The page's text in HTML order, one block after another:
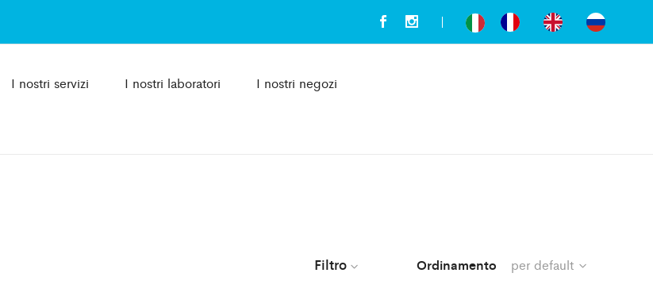
I nostri servizi I nostri laboratori
I nostri negozi
Filtro Ordinamento per default